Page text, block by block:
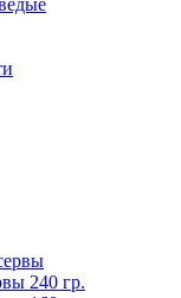
240 гр.